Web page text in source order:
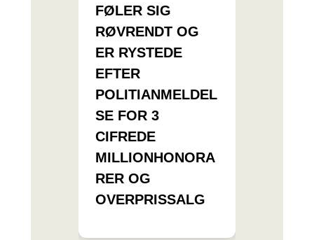
FØLER SIG
RØVRENDT OG
ER RYSTEDE
EFTER
POLITIANMELDEL
SE FOR 3
CIFREDE
MILLIONHONORA
RER OG
OVERPRISSALG